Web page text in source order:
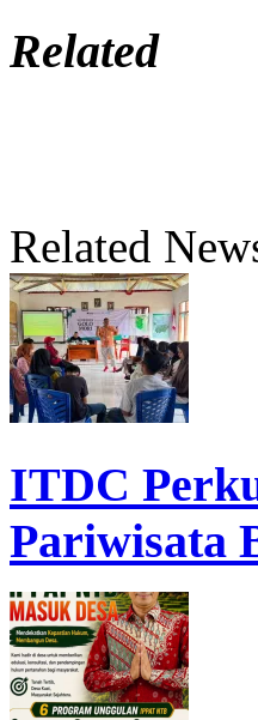
Related
Related
ITDC
Pariwisata